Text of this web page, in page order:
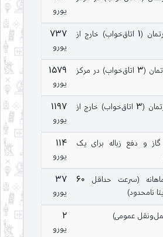
یورو
متوسط اجاره آپارتمان (1 اتاق‌خواب) خارج از
737
یورو
متوسط اجاره آپارتمان (3 اتاق‌خواب) در مرکز
1579
یورو
متوسط اجاره آپارتمان (3 اتاق‌خواب) خارج از
1197
یورو
و دفع زباله برای یک
114
یورو
اینترنت ADSL ماهانه (سرعت حداقل 60
نامحدود)
37
یورو
عمومی)
2
یورو